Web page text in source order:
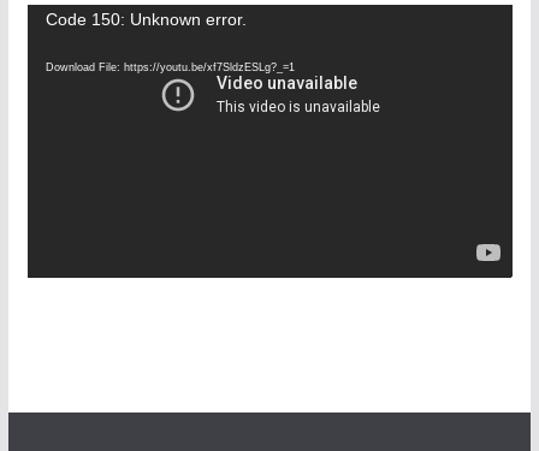
Code 150: Unknown error.
Download File: https://youtu.be/xf7SldzESLg?_=1